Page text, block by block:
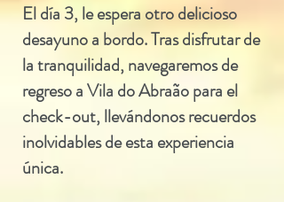
El día 3, le espera otro delicioso
desayuno a bordo. Tras disfrutar de
la tranquilidad, navegaremos de
regreso a Vila do Abraão para el
check-out, llevándonos recuerdos
inolvidables de esta experiencia
única.